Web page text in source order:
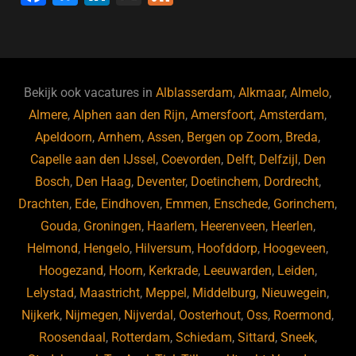
b
o
o
k
ky dI
n
Bekijk ook vacatures inAlblasserdam,Alkmaar,Almelo,
Almere,Alphen aan den Rijn,Amersfoort,Amsterdam,
Apeldoorn,Arnhem,Assen, Bergen op Zoom, Breda,
Capelle aan den IJssel, Coevorden, Delft, Delfzijl, Den
Bosch, Den Haag, Deventer, Doetinchem, Dordrecht,
Drachten, Ede, Eindhoven, Emmen, Enschede, Gorinchem,
Gouda, Groningen, Haarlem, Heerenveen, Heerlen,
Helmond, Hengelo, Hilversum, Hoofddorp, Hoogeveen,
Hoogezand, Hoorn, Kerkrade, Leeuwarden, Leiden,
Lelystad, Maastricht, Meppel, Middelburg, Nieuwegein,
Nijkerk, Nijmegen, Nijverdal, Oosterhout, Oss, Roermond,
Roosendaal, Rotterdam, Schiedam, Sittard, Sneek,